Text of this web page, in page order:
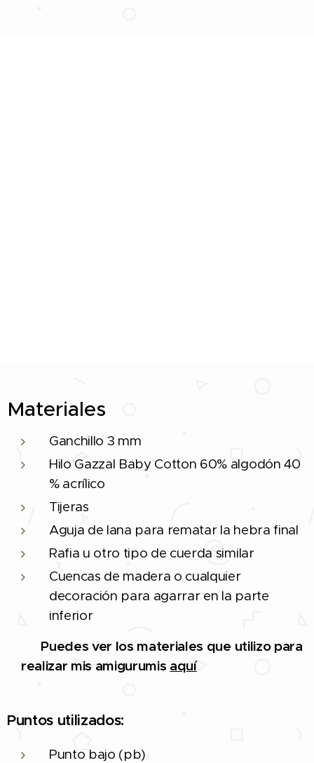
Materiales
Ganchillo 3 mm
Hilo Gazzal Baby Cotton 60% algodón 40
% acrílico
Tijeras
Aguja de lana para rematar la hebra final
Rafia u otro tipo de cuerda similar
Cuencas de madera o cualquier
decoración para agarrar en la parte
inferior
🔨 Puedes ver los materiales que utilizo para
realizar mis amigurumis aquí
Puntos utilizados:
Punto bajo (pb)